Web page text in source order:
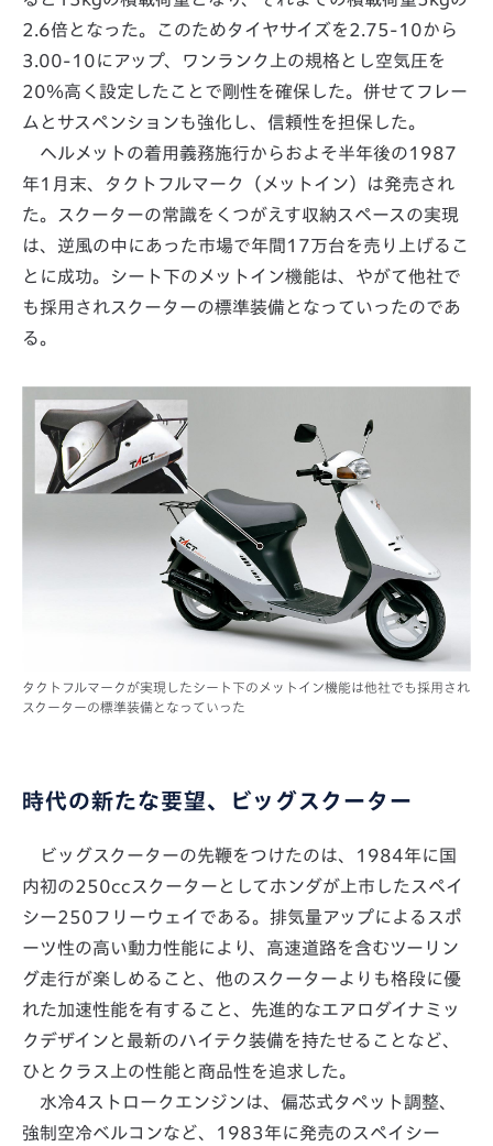
2.6倍となった。このためタイヤサイズを2.75-10から
3.00-10にアップ、ワンランク上の規格とし空気圧を
20％高く設定したことで剛性を確保した。併せてフレー
ムとサスペンションも強化し、信頼性を担保した。
ヘルメットの着用義務施行からおよそ半年後の1987
年1月末、タクトフルマーク（メットイン）は発売され
た。スクーターの常識をくつがえす収納スペースの実現
は、逆風の中にあった市場で年間17万台を売り上げるこ
とに成功。シート下のメットイン機能は、やがて他社で
も採用されスクーターの標準装備となっていったのであ
る。
タクトフルマークが実現したシート下のメットイン機能は他社でも採用され
スクーターの標準装備となっていった
時代の新たな要望、ビッグスクーター
ビッグスクーターの先鞭をつけたのは、1984年に国
内初の250ccスクーターとしてホンダが上市したスペイ
シー250フリーウェイである。排気量アップによるスポ
ーツ性の高い動力性能により、高速道路を含むツーリン
グ走行が楽しめること、他のスクーターよりも格段に優
れた加速性能を有すること、先進的なエアロダイナミッ
クデザインと最新のハイテク装備を持たせることなど、
ひとクラス上の性能と商品性を追求した。
水冷4ストロークエンジンは、偏芯式タペット調整、
強制空冷ベルコンなど、1983年に発売のスペイシー